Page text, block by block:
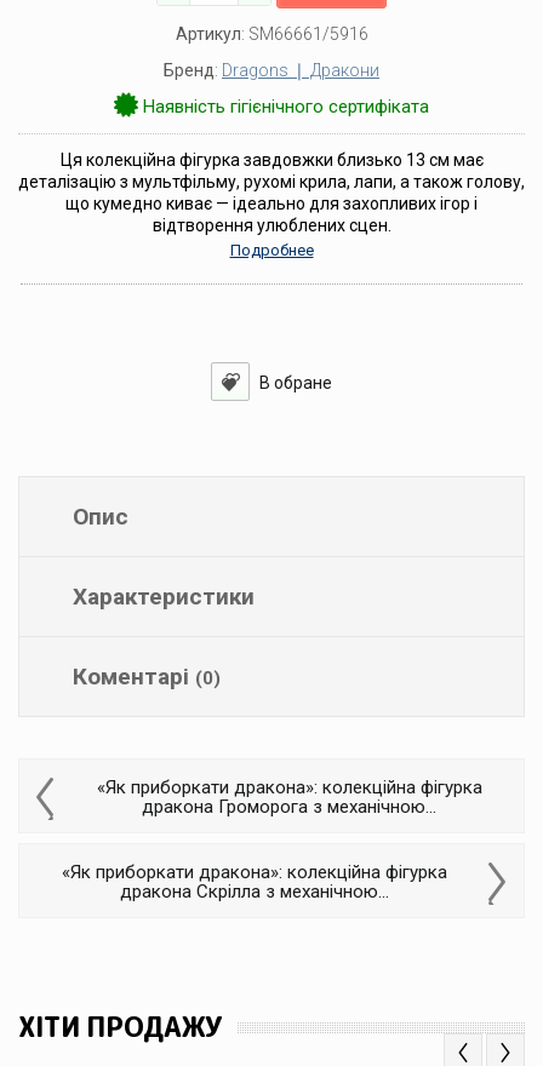
Артикул: SM66661/5916
Бренд: Dragons ❘ Дракони
Наявність гігієнічного сертифіката
Ця колекційна фігурка завдовжки близько 13 см має
деталізацію з мультфільму, рухомі крила, лапи, а також голову,
що кумедно киває — ідеально для захопливих ігор і
відтворення улюблених сцен.
Подробнее
Опис
Характеристики
Коментарі (0)
«Як приборкати дракона»: колекційна фігурка
дракона Громорога з механічною...
«Як приборкати дракона»: колекційна фігурка
дракона Скрілла з механічною...
ХІТИ ПРОДАЖУ
Previous
Next